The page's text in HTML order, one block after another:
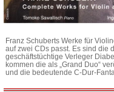
Franz Schuberts Werke für
auf zwei CDs passt. Es sind die
geschäftstüchtige Verleger
kommen die als „Grand Duo“
und die bedeutende C-Dur-